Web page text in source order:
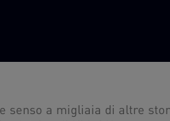
senso a migliaia di altre